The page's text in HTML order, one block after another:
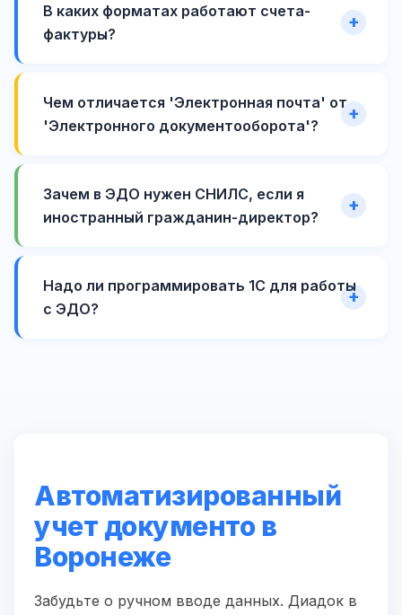
В каких форматах работают счета-
фактуры?
Чем отличается 'Электронная почта' от
'Электронного документооборота'?
Зачем в ЭДО нужен СНИЛС, если я
иностранный гражданин-директор?
Надо ли программировать 1С для работы
с ЭДО?
Автоматизированный
учет документо в
Воронеже
Забудьте о ручном вводе данных. Диадок в